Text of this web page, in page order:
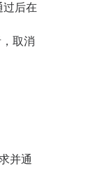
过后在
取消
并通